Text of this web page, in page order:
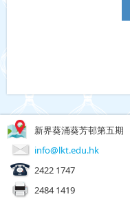
新界葵涌葵芳邨第五期
info@lkt.edu.hk
2422 1747
2484 1419